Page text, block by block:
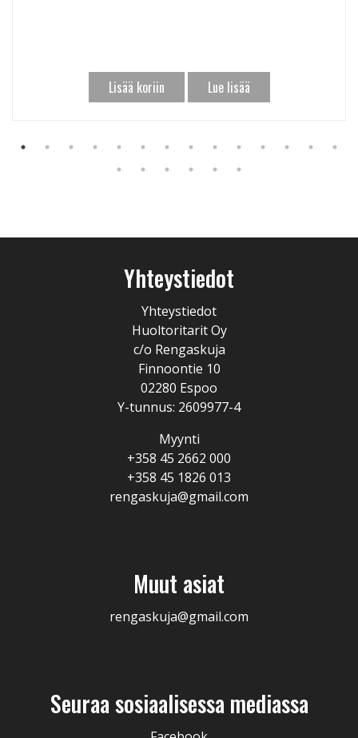
Lisää koriin Lue lisää
Yhteystiedot
Yhteystiedot
Huoltoritarit Oy
c/o Rengaskuja
Finnoontie 10
02280 Espoo
Y-tunnus: 2609977-4
Myynti
+358 45 2662 000
+358 45 1826 013
rengaskuja@gmail.com
Muut asiat
rengaskuja@gmail.com
Seuraa sosiaalisessa mediassa